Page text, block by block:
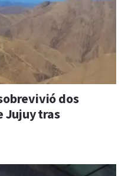
dos
Jujuy tras